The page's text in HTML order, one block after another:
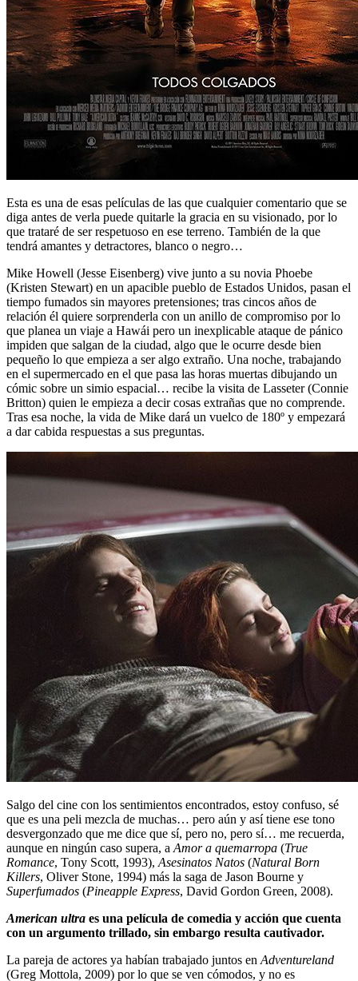
Esta es una de esas películas de las que cualquier comentario que se
diga antes de verla puede quitarle la gracia en su visionado, por lo
que trataré de ser respetuoso en ese terreno. También de la que
tendrá amantes y detractores, blanco o negro…
Mike Howell (Jesse Eisenberg) vive junto a su novia Phoebe
(Kristen Stewart) en un apacible pueblo de Estados Unidos, pasan el
tiempo fumados sin mayores pretensiones; tras cincos años de
relación él quiere sorprenderla con un anillo de compromiso por lo
que planea un viaje a Hawái pero un inexplicable ataque de pánico
impiden que salgan de la ciudad, algo que le ocurre desde bien
pequeño lo que empieza a ser algo extraño. Una noche, trabajando
en el supermercado en el que pasa las horas muertas dibujando un
cómic sobre un simio espacial… recibe la visita de Lasseter (Connie
Britton) quien le empieza a decir cosas extrañas que no comprende.
Tras esa noche, la vida de Mike dará un vuelco de 180º y empezará
a dar cabida respuestas a sus preguntas.
Salgo del cine con los sentimientos encontrados, estoy confuso, sé
que es una peli mezcla de muchas… pero aún y así tiene ese tono
desvergonzado que me dice que sí, pero no, pero sí… me recuerda,
aunque en ningún caso supera, a Amor a quemarropa (True
Romance, Tony Scott, 1993), Asesinatos Natos (Natural Born
Killers, Oliver Stone, 1994) más la saga de Jason Bourne y
Superfumados (Pineapple Express, David Gordon Green, 2008).
American ultra es una película de comedia y acción que cuenta
con un argumento trillado, sin embargo resulta cautivador.
La pareja de actores ya habían trabajado juntos en Adventureland
(Greg Mottola, 2009) por lo que se ven cómodos, y no es